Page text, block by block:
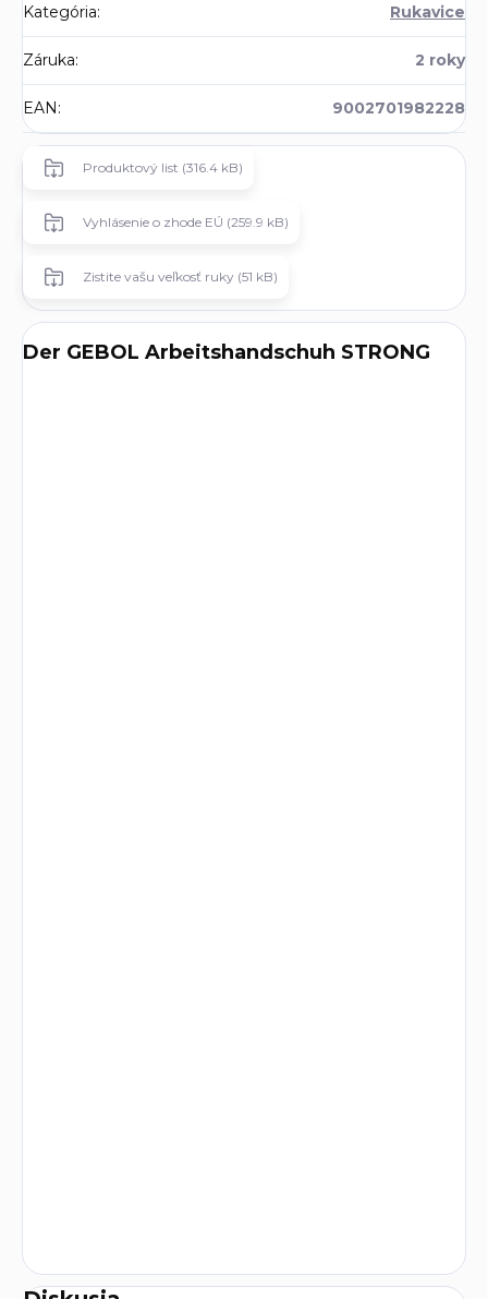
Kategória: Rukavice
Záruka: 2 roky
EAN: 9002701982228
Produktový list (316.4 kB)
Vyhlásenie o zhode EÚ (259.9 kB)
Zistite vašu veľkosť ruky (51 kB)
Der GEBOL Arbeitshandschuh STRONG